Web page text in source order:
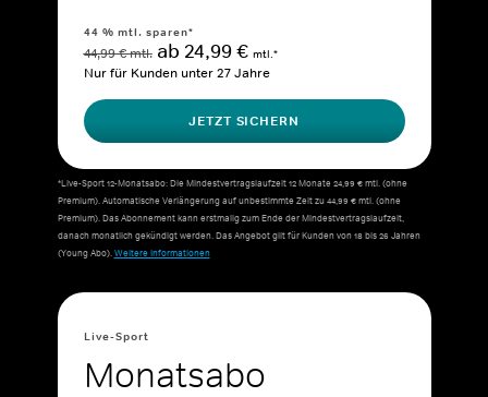
44 % mtl. sparen*
44,99 € mtl. ab 24,99 € mtl.*
Nur für Kunden unter 27 Jahre
JETZT SICHERN
*Live-Sport 12-Monatsabo: Die Mindestvertragslaufzeit 12 Monate 24,99 € mtl. (ohne
Premium). Automatische Verlängerung auf unbestimmte Zeit zu 44,99 € mtl. (ohne
Premium). Das Abonnement kann erstmalig zum Ende der Mindestvertragslaufzeit,
danach monatlich gekündigt werden. Das Angebot gilt für Kunden von 18 bis 26 Jahren
(Young Abo).Weitere Informationen
Live-Sport
Monatsabo